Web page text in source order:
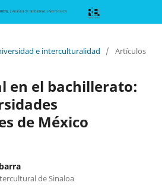
e interculturalidad
/ Artículos
en el bachillerato:
de México
de Sinaloa